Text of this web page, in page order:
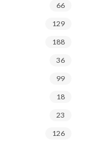
66
129
188
36
99
18
23
126